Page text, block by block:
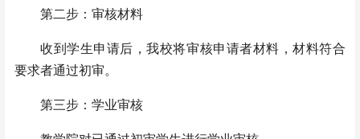
第二步：审核材料
收到学生申请后，我校将审核申请者材料，材料符合
要求者通过初审。
第三步：学业审核